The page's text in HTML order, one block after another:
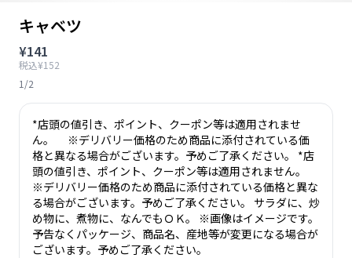
キャベツ
¥141
税込¥152
1/2
*店頭の値引き、ポイント、クーポン等は適用されませ
ん。 ※デリバリー価格のため商品に添付されている価
格と異なる場合がございます。予めご了承ください。 *店
頭の値引き、ポイント、クーポン等は適用されません。
※デリバリー価格のため商品に添付されている価格と異な
る場合がございます。予めご了承ください。 サラダに、炒
め物に、煮物に、なんでもＯＫ。 ※画像はイメージです。
予告なくパッケージ、商品名、産地等が変更になる場合が
ございます。予めご了承ください。